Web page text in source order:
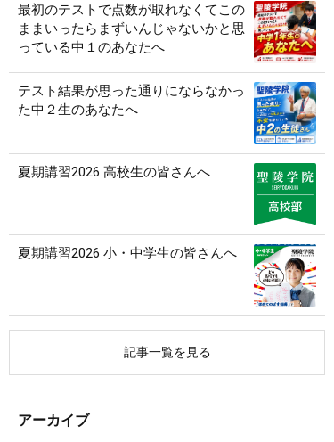
最初のテストで点数が取れなくてこの
ままいったらまずいんじゃないかと思
っている中１のあなたへ
テスト結果が思った通りにならなかっ
た中２生のあなたへ
夏期講習2026 高校生の皆さんへ
夏期講習2026 小・中学生の皆さんへ
記事一覧を見る
アーカイブ